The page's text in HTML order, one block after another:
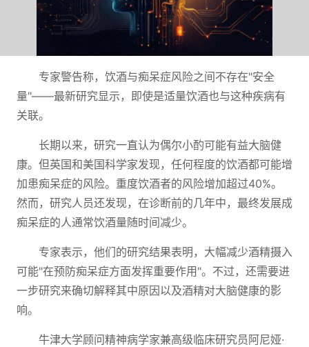
专家警告称，饮酒与痴呆症风险之间不存在"安全
量"——最新研究显示，即使是适量饮酒也与这种疾病有
关联。
长期以来，研究一直认为偶尔小酌可能有益大脑健
康。但英国和美国科学家发现，任何程度的饮酒都可能增
加患痴呆症的风险。重度饮酒者的风险增加超过40%。
然而，研究人员还发现，在诊断前的几年中，最终发展成
痴呆症的人通常饮酒量随时间减少。
专家表示，他们的研究结果表明，大幅减少酒精摄入
可能"在预防痴呆症方面发挥重要作用"。不过，还需要进
一步研究来确切解释其中原因以及酒精对大脑健康的影
响。
牛津大学顾问精神病学家兼高级临床研究员阿尼娅·